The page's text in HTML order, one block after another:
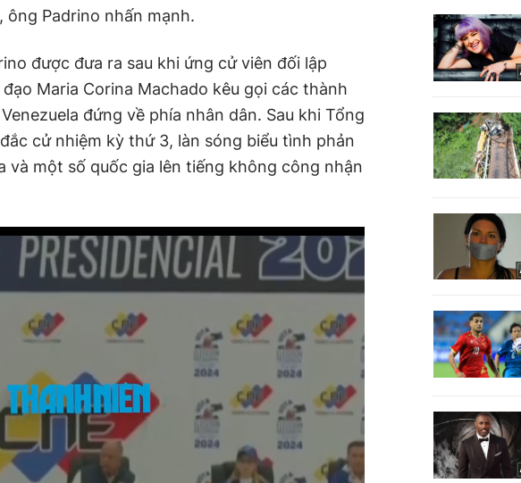
Padrino nhấn mạnh.
được đưa ra sau khi ứng cử viên đối lập
Maria Corina Machado kêu gọi các thành
đứng về phía nhân dân. Sau khi Tổng
cử nhiệm kỳ thứ 3, làn sóng biểu tình phản
và một số quốc gia lên tiếng không công nhận